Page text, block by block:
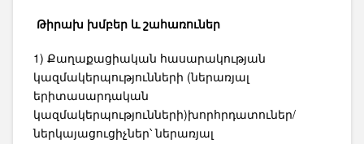
Թիրախ խմբեր և շահառուներ
1) Քաղաքացիական հասարակության
կազմակերպությունների (ներառյալ
երիտասարդական
կազմակերպությունների)խորհրդատուներ/
ներկայացուցիչներ՝ ներառյալ